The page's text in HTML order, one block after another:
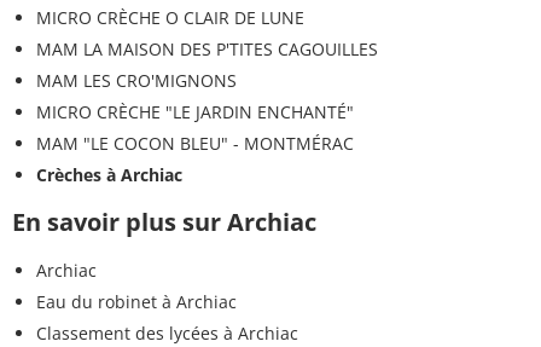
MICRO CRÈCHE O CLAIR DE LUNE
MAM LA MAISON DES P'TITES CAGOUILLES
MAM LES CRO'MIGNONS
MICRO CRÈCHE "LE JARDIN ENCHANTÉ"
MAM "LE COCON BLEU" - MONTMÉRAC
Crèches à Archiac
En savoir plus sur Archiac
Archiac
Eau du robinet à Archiac
Classement des lycées à Archiac